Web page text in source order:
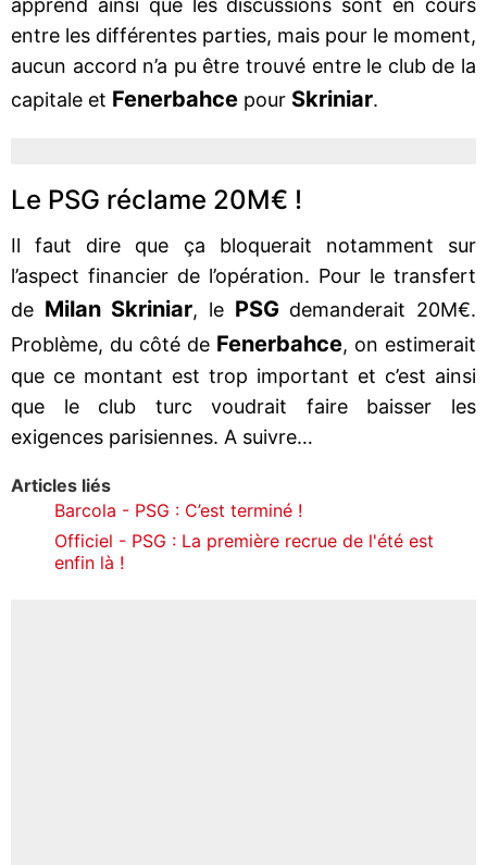
apprend ainsi que les discussions sont en cours
entre les différentes parties, mais pour le moment,
aucun accord n’a pu être trouvé entre le club de la
capitale et Fenerbahce pour Skriniar.
Le PSG réclame 20M€ !
Il faut dire que ça bloquerait notamment sur
l’aspect financier de l’opération. Pour le transfert
de Milan Skriniar, le PSGdemanderait 20M€.
Problème, du côté de Fenerbahce, on estimerait
que ce montant est trop important et c’est ainsi
que le club turc voudrait faire baisser les
exigences parisiennes. A suivre…
Articles liés
Barcola - PSG : C’est terminé !
Officiel - PSG : La première recrue de l'été est
enfin là !